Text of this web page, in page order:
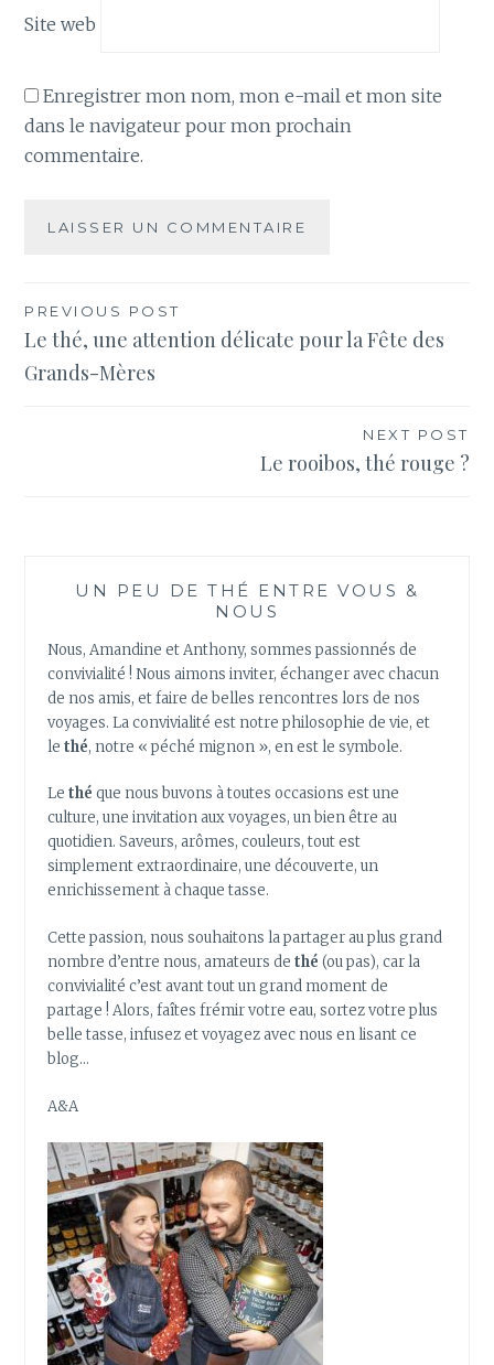
Site web
Enregistrer mon nom, mon e-mail et mon site
dans le navigateur pour mon prochain
commentaire.
Navigation
de
PREVIOUS POST
Le thé, une attention délicate pour la Fête des
Grands-Mères
NEXT POST
Le rooibos, thé rouge ?
UN PEU DE THÉ ENTRE VOUS &
NOUS
Nous, Amandine et Anthony, sommes passionnés de
convivialité ! Nous aimons inviter, échanger avec chacun
de nos amis, et faire de belles rencontres lors de nos
voyages. La convivialité est notre philosophie de vie, et
lethé, notre « péché mignon », en est le symbole.
Lethé que nous buvons à toutes occasions est une
culture, une invitation aux voyages, un bien être au
quotidien. Saveurs, arômes, couleurs, tout est
simplement extraordinaire, une découverte, un
enrichissement à chaque tasse.
Cette passion, nous souhaitons la partager au plus grand
nombre d’entre nous, amateurs de thé (ou pas), car la
convivialité c’est avant tout un grand moment de
partage ! Alors, faîtes frémir votre eau, sortez votre plus
belle tasse, infusez et voyagez avec nous en lisant ce
blog…
A&A